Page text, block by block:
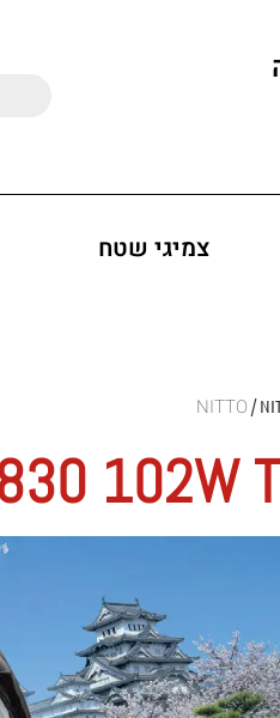
צמיגי שטח
/
102W